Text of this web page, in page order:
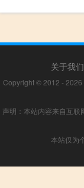
关于我们
Copyright © 2012 - 2026
声明：本站内容来自互
本站仅为